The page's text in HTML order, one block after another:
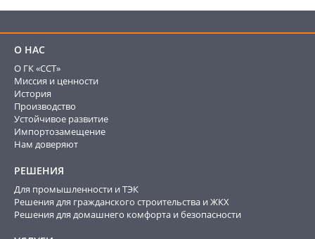
О НАС
О ГК «ССТ»
Миссия и ценности
История
Производство
Устойчивое развитие
Импортозамещение
Нам доверяют
РЕШЕНИЯ
Для промышленности и ТЭК
Решения для гражданского строительства и ЖКХ
Решения для домашнего комфорта и безопасности